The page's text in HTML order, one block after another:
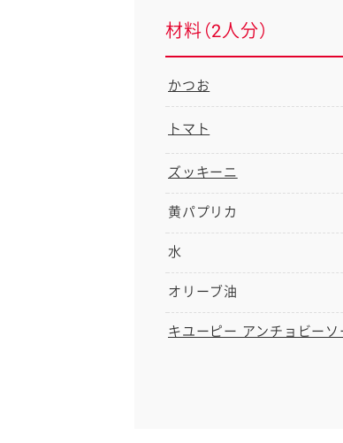
材料（2人分）
かつお
トマト
ズッキーニ
黄パプリカ
水
オリーブ油
キユーピー アンチョビーソ